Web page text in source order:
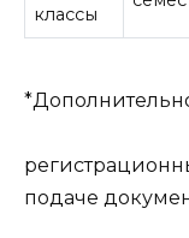
классы
подаче